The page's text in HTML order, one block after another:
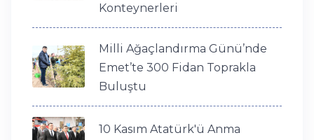
Konteynerleri
Milli Ağaçlandırma Günü’nde
Emet’te 300 Fidan Toprakla
Buluştu
10 Kasım Atatürk'ü Anma